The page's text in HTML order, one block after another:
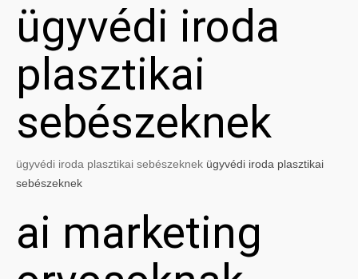
ügyvédi iroda
plasztikai
sebészeknek
ügyvédi iroda plasztikai sebészeknek ügyvédi iroda plasztikai
sebészeknek
ai marketing